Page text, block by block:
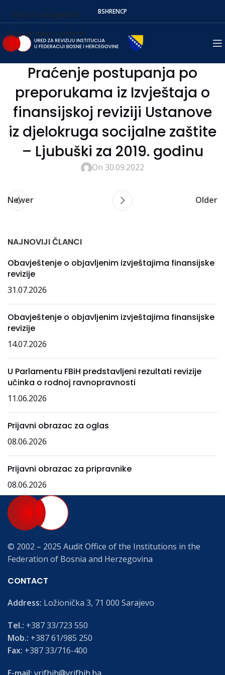
Skip to navigation
Skip to main content
BSHRENСР
Praćenje postupanja po
preporukama iz Izvještaja o
finansijskoj reviziji Ustanove
iz djelokruga socijalne zaštite
– Ljubuški za 2019. godinu
On 30.09.2022
Newer Older
NAJNOVIJI ČLANCI
Obavještenje o objavljenim izvještajima finansijske
revizije
31.07.2026
Obavještenje o objavljenim izvještajima finansijske
revizije
14.07.2026
U Parlamentu FBiH predstavljeni rezultati revizije
učinka o rodnoj ravnopravnosti
11.06.2026
Prijavni obrazac za oglas
08.06.2026
Prijavni obrazac za pripravnike
08.06.2026
© 2002 – 2025 Audit Office of the Institutions in the
Federation of Bosnia and Herzegovina
CONTACT
Address: Ložionička 3, 71 000 Sarajevo
Tel.: +387 33/723 550
Mob.: +387 61/985 250
Fax: +387 33/716-400
E-mail: vrifbih@vrifbih.ba